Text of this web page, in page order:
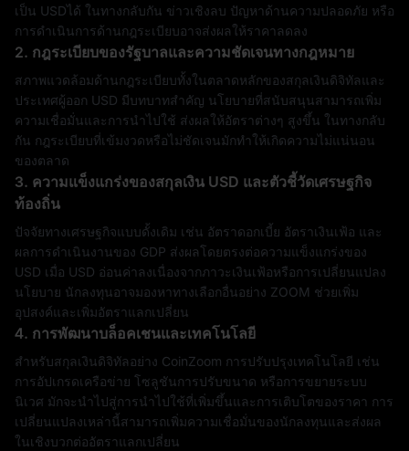
เป็น USDได้ ในทางกลับกัน ข่าวเชิงลบ ปัญหาด้านความปลอดภัย หรือ
การดำเนินการด้านกฎระเบียบอาจส่งผลให้ราคาลดลง
2. กฎระเบียบของรัฐบาลและความชัดเจนทางกฎหมาย
สภาพแวดล้อมด้านกฎระเบียบทั้งในตลาดหลักของสกุลเงินดิจิทัลและ
ประเทศผู้ออก USD มีบทบาทสำคัญ นโยบายที่สนับสนุนสามารถเพิ่ม
ความเชื่อมั่นและการนำไปใช้ ส่งผลให้อัตราต่างๆ สูงขึ้น ในทางกลับ
กัน กฎระเบียบที่เข้มงวดหรือไม่ชัดเจนมักทำให้เกิดความไม่แน่นอน
ของตลาด
3. ความแข็งแกร่งของสกุลเงิน USD และตัวชี้วัดเศรษฐกิจ
ท้องถิ่น
ปัจจัยทางเศรษฐกิจแบบดั้งเดิม เช่น อัตราดอกเบี้ย อัตราเงินเฟ้อ และ
ผลการดำเนินงานของ GDP ส่งผลโดยตรงต่อความแข็งแกร่งของ
USD เมื่อ USD อ่อนค่าลงเนื่องจากภาวะเงินเฟ้อหรือการเปลี่ยนแปลง
นโยบาย นักลงทุนอาจมองหาทางเลือกอื่นอย่าง ZOOM ช่วยเพิ่ม
อุปสงค์และเพิ่มอัตราแลกเปลี่ยน
4. การพัฒนาบล็อคเชนและเทคโนโลยี
สำหรับสกุลเงินดิจิทัลอย่าง CoinZoom การปรับปรุงเทคโนโลยี เช่น
การอัปเกรดเครือข่าย โซลูชันการปรับขนาด หรือการขยายระบบ
นิเวศ มักจะนำไปสู่การนำไปใช้ที่เพิ่มขึ้นและการเติบโตของราคา การ
เปลี่ยนแปลงเหล่านี้สามารถเพิ่มความเชื่อมั่นของนักลงทุนและส่งผล
ในเชิงบวกต่ออัตราแลกเปลี่ยน